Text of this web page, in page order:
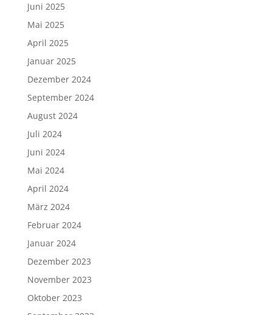
Juni 2025
Mai 2025
April 2025
Januar 2025
Dezember 2024
September 2024
August 2024
Juli 2024
Juni 2024
Mai 2024
April 2024
März 2024
Februar 2024
Januar 2024
Dezember 2023
November 2023
Oktober 2023